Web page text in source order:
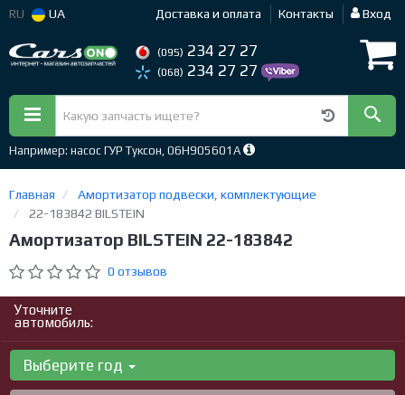
RU UA Доставка и оплата Контакты Вход
(095) 234 27 27
(068) 234 27 27
Например: насос ГУР Туксон, 06H905601A
Главная
Амортизатор подвески, комплектующие
22-183842 BILSTEIN
Амортизатор BILSTEIN 22-183842
0 отзывов
Уточните
автомобиль:
Выберите год